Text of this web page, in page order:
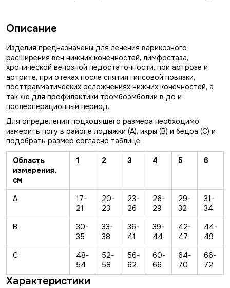
Описание
Изделия предназначены для лечения варикозного
расширения вен нижних конечностей, лимфостаза,
хронической венозной недостаточности, при артрозе и
артрите, при отеках после снятия гипсовой повязки,
посттравматических осложнениях нижних конечностей, а
так же для профилактики тромбоэмболии в до и
послеоперационный период.
Для определения подходящего размера необходимо
измерить ногу в районе лодыжки (А), икры (В) и бедра (С) и
подобрать размер согласно таблице:
Область
измерения,
см
1 2 3 4 5 6
А
17-
21
20-
23
23-
26
26-
29
29-
32
31-
34
В
30-
35
33-
38
36-
41
39-
44
42-
47
44-
49
С
48-
54
52-
58
56-
62
60-
66
64-
70
66-
72
Характеристики